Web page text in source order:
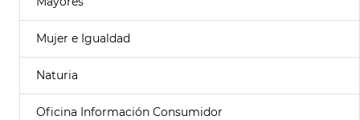
Mujer e Igualdad
Naturia
Oficina Información Consumidor